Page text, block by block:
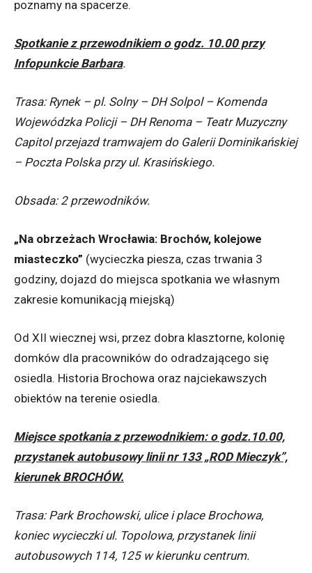
poznamy na spacerze.
Spotkanie z przewodnikiem o godz. 10.00 przy
Infopunkcie Barbara.
Trasa: Rynek – pl. Solny – DH Solpol – Komenda
Wojewódzka Policji – DH Renoma – Teatr Muzyczny
Capitol przejazd tramwajem do Galerii Dominikańskiej
– Poczta Polska przy ul. Krasińskiego.
Obsada: 2 przewodników.
„Na obrzeżach Wrocławia: Brochów, kolejowe
miasteczko” (wycieczka piesza, czas trwania 3
godziny, dojazd do miejsca spotkania we własnym
zakresie komunikacją miejską)
Od XII wiecznej wsi, przez dobra klasztorne, kolonię
domków dla pracowników do odradzającego się
osiedla. Historia Brochowa oraz najciekawszych
obiektów na terenie osiedla.
Miejsce spotkania z przewodnikiem: o godz.10.00,
przystanek autobusowy linii nr 133 „ROD Mieczyk”,
kierunek BROCHÓW.
Trasa: Park Brochowski, ulice i place Brochowa,
koniec wycieczki ul. Topolowa, przystanek linii
autobusowych 114, 125 w kierunku centrum.